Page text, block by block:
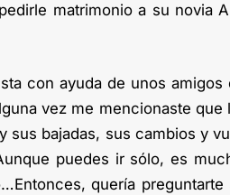
matrimonio a su novia
con ayuda de unos
vez me mencionaste
sus bajadas, sus cambios y
puedes ir sólo, es
quería